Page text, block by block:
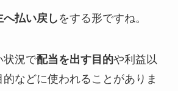
へ払い戻し をする形ですね。
状況で配当を出す目的や利益以
などに使われることがありま